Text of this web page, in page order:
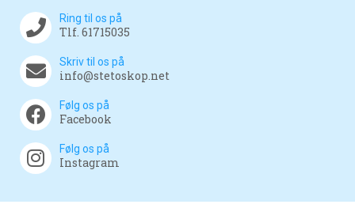
Ring til os på
Tlf. 61715035
Skriv til os på
info@stetoskop.net
Følg os på
Facebook
Følg os på
Instagram